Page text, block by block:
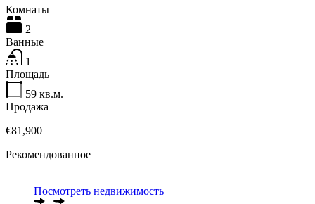
Комнаты
2
Ванные
1
Площадь
59 кв.м.
Продажа
€81,900
Рекомендованное
Посмотреть недвижимость